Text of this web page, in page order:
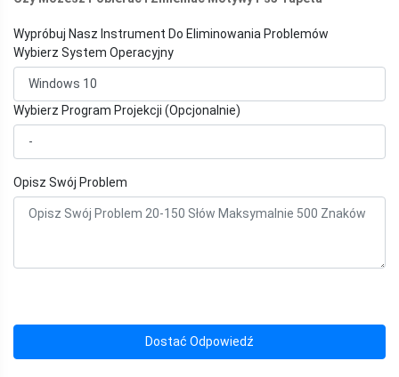
Wypróbuj Nasz Instrument Do Eliminowania Problemów
Wybierz System Operacyjny
Wybierz Program Projekcji (Opcjonalnie)
Opisz Swój Problem
Dostać Odpowiedź